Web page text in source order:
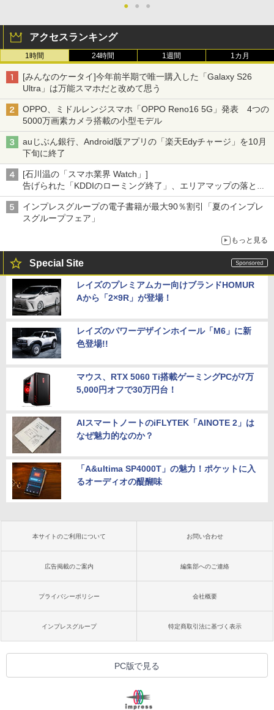
● ● ●
アクセスランキング
1時間 24時間 1週間 1カ月
[みんなのケータイ]今年前半期で唯一購入した「Galaxy S26
Ultra」は万能スマホだと改めて思う
OPPO、ミドルレンジスマホ「OPPO Reno16 5G」発表 4つの
5000万画素カメラ搭載の小型モデル
auじぶん銀行、Android版アプリの「楽天Edyチャージ」を10月
下旬に終了
[石川温の「スマホ業界 Watch」]
告げられた「KDDIのローミング終了」、エリアマップの落とし
穴と楽天モバイルの課題
インプレスグループの電子書籍が最大90％割引「夏のインプレ
スグループフェア」
もっと見る
Special Site
レイズのプレミアムカー向けブランドHOMUR
Aから「2×9R」が登場！
レイズのパワーデザインホイール「M6」に新
色登場!!
マウス、RTX 5060 Ti搭載ゲーミングPCが7万
5,000円オフで30万円台！
AIスマートノートのiFLYTEK「AINOTE 2」は
なぜ魅力的なのか？
「A&ultima SP4000T」の魅力！ポケットに入
るオーディオの醍醐味
本サイトのご利用について お問い合わせ
広告掲載のご案内 編集部へのご連絡
プライバシーポリシー 会社概要
インプレスグループ 特定商取引法に基づく表示
PC版で見る